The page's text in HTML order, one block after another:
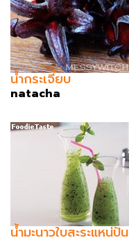
น้ำกระเจี๊ยบ
natacha
น้ำมะนาวใบสะระแหน่ปั่น